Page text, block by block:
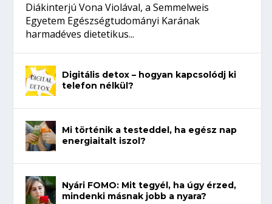
Diákinterjú Vona Violával, a Semmelweis
Egyetem Egészségtudományi Karának
harmadéves dietetikus...
Digitális detox – hogyan kapcsolódj ki
telefon nélkül?
Mi történik a testeddel, ha egész nap
energiaitalt iszol?
Nyári FOMO: Mit tegyél, ha úgy érzed,
mindenki másnak jobb a nyara?